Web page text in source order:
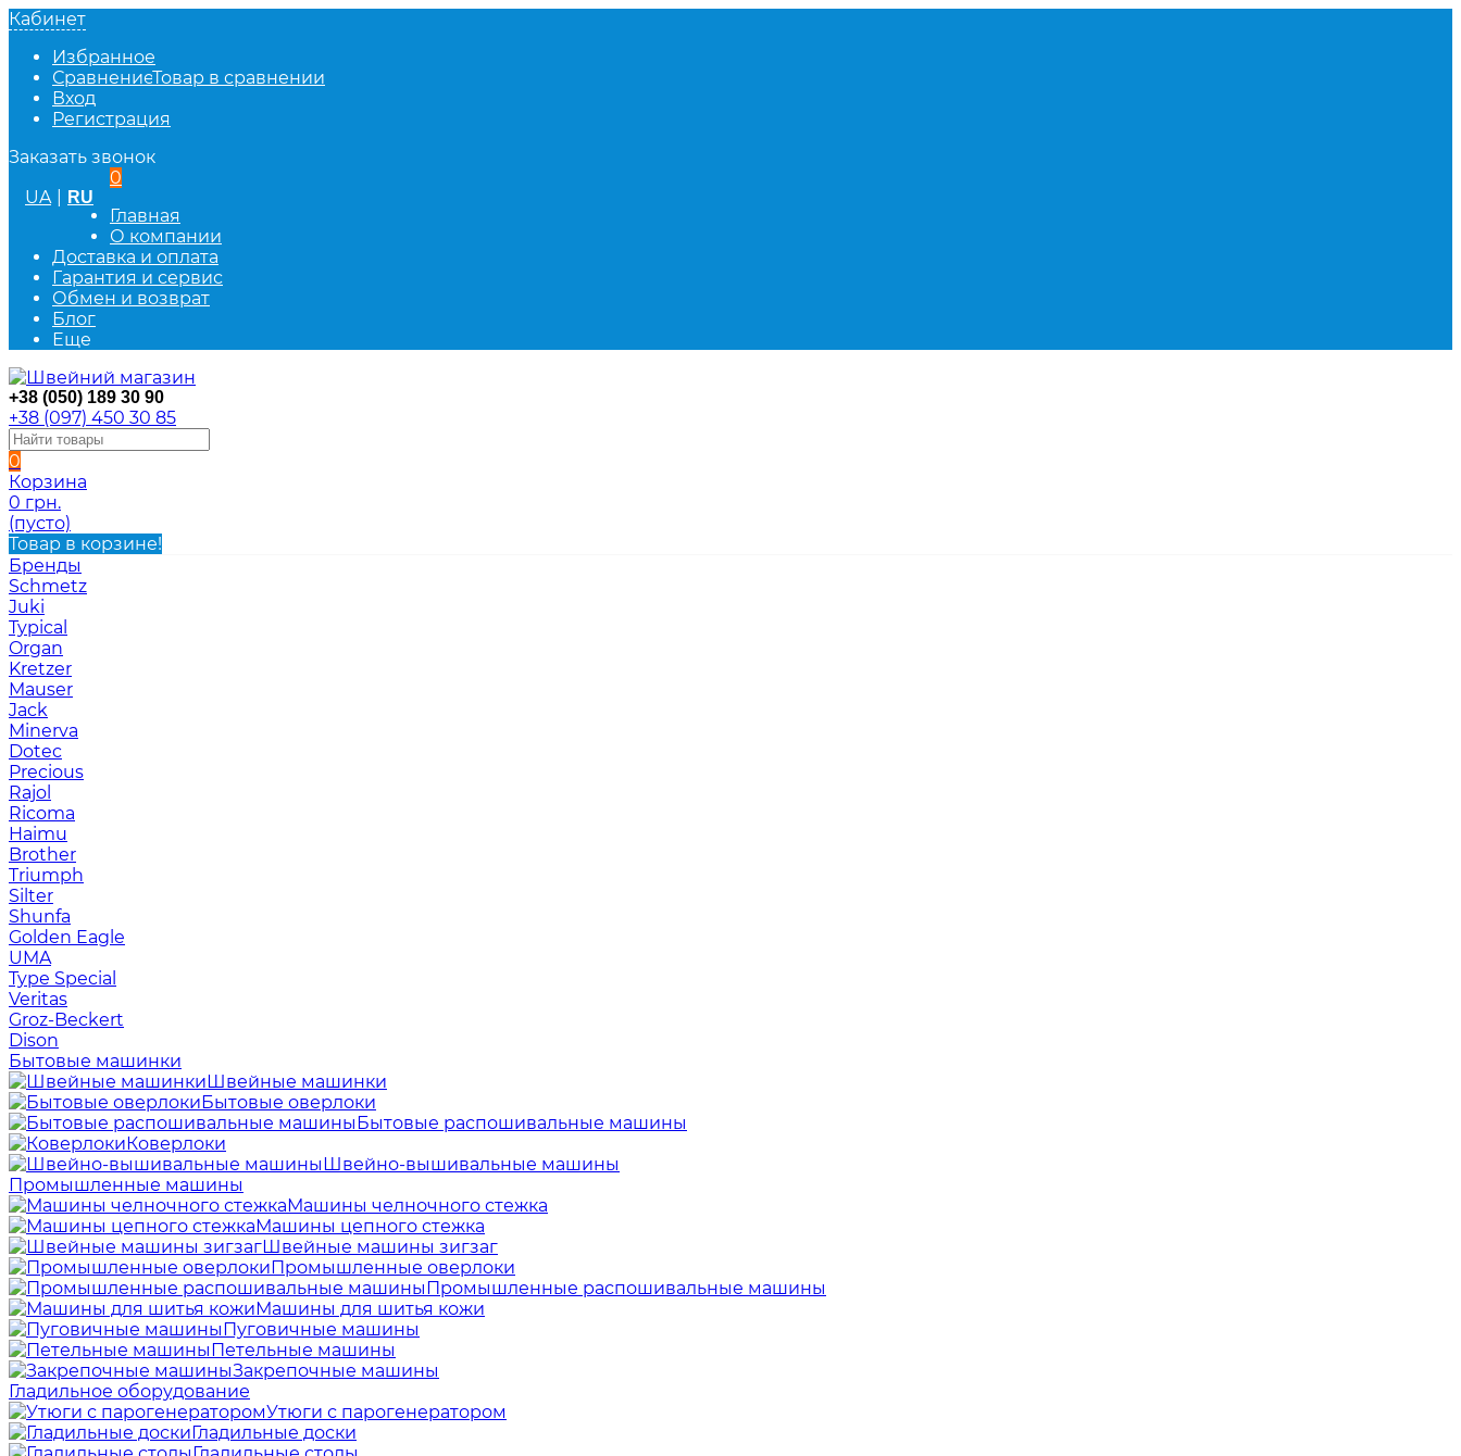
Кабинет
Избранное
СравнениеТовар в сравнении
Вход
Регистрация
Заказать звонок
UA
RU
0
Главная
О компании
Доставка и оплата
Гарантия и сервис
Обмен и возврат
Блог
Еще
+38 (050) 189 30 90
+38 (097) 450 30 85
0
Корзина
0 грн.
(пусто)
Товар в корзине!
Бренды
Schmetz
Juki
Typical
Organ
Kretzer
Mauser
Jack
Minerva
Dotec
Precious
Rajol
Ricoma
Haimu
Brother
Triumph
Silter
Shunfa
Golden Eagle
UMA
Type Special
Veritas
Groz-Beckert
Dison
Бытовые машинки
Швейные машинки
Бытовые оверлоки
Бытовые распошивальные машины
Коверлоки
Швейно-вышивальные машины
Промышленные машины
Машины челночного стежка
Машины цепного стежка
Швейные машины зигзаг
Промышленные оверлоки
Промышленные распошивальные машины
Машины для шитья кожи
Пуговичные машины
Петельные машины
Закрепочные машины
Гладильное оборудование
Утюги с парогенератором
Гладильные доски